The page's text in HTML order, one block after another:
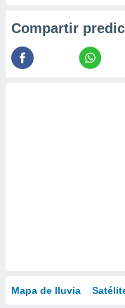
Compartir
Mapa de lluvia